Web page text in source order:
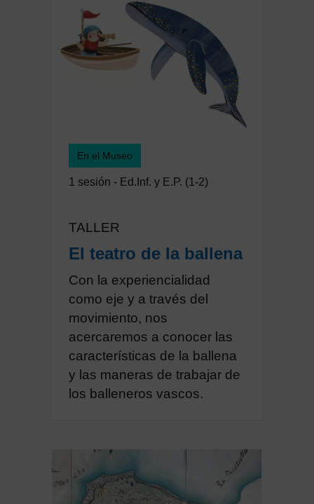
En el Museo
1 sesión - Ed.Inf. y E.P. (1-2)
TALLER
El teatro de la ballena
Con la experiencialidad
como eje y a través del
movimiento, nos
acercaremos a conocer las
características de la ballena
y las maneras de trabajar de
los balleneros vascos.